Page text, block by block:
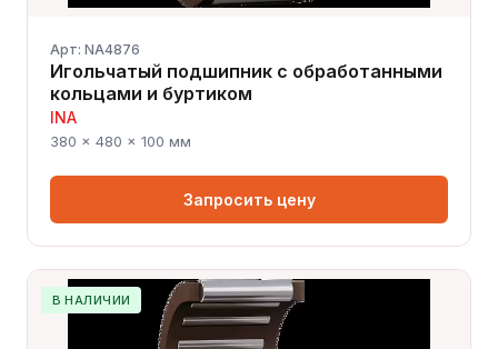
Арт: NA4876
Игольчатый подшипник с обработанными
кольцами и буртиком
INA
380 × 480 × 100 мм
Запросить цену
В НАЛИЧИИ